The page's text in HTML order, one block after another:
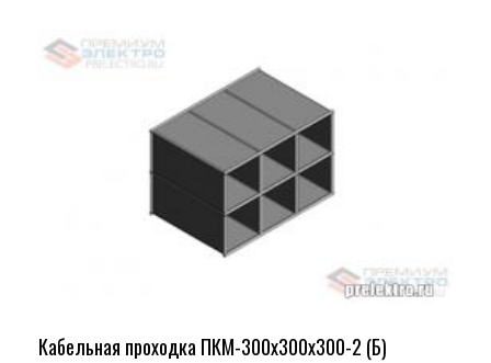
Кабельная проходка ПКМ-300х300х300-2 (Б)